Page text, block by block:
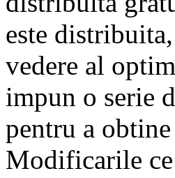
este
vedere al
impun o serie
pentru a
Modificarile ce